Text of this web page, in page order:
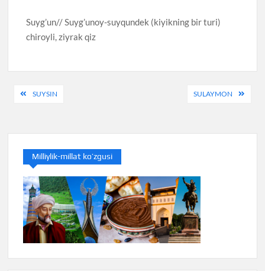
Suyg’un// Suyg’unoy-suyqundek (kiyikning bir turi)
chiroyli, ziyrak qiz
PostSUYSIN SULAYMON
Milliylik-millat ko’zgusi